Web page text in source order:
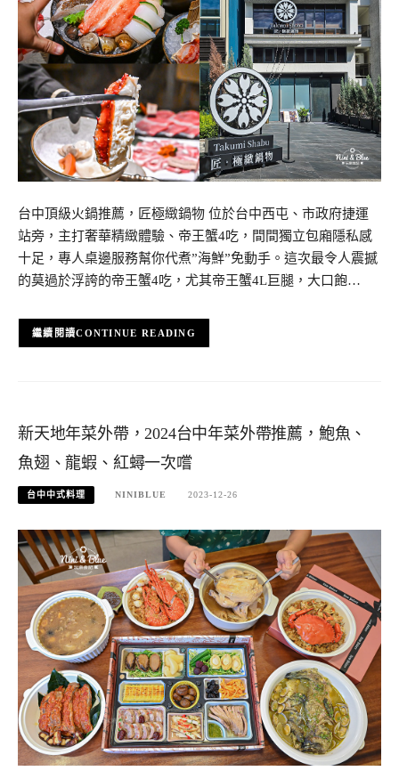
台中頂級火鍋推薦，匠極緻鍋物 位於台中西屯、市政府捷運
站旁，主打奢華精緻體驗、帝王蟹4吃，間間獨立包廂隱私感
十足，專人桌邊服務幫你代煮”海鮮”免動手。這次最令人震撼
的莫過於浮誇的帝王蟹4吃，尤其帝王蟹4L巨腿，大口飽…
CONTINUE READING
新天地年菜外帶，2024台中年菜外帶推薦，鮑魚、
魚翅、龍蝦、紅蟳一次嚐
台中中式料理 NINIBLUE 2023-12-26